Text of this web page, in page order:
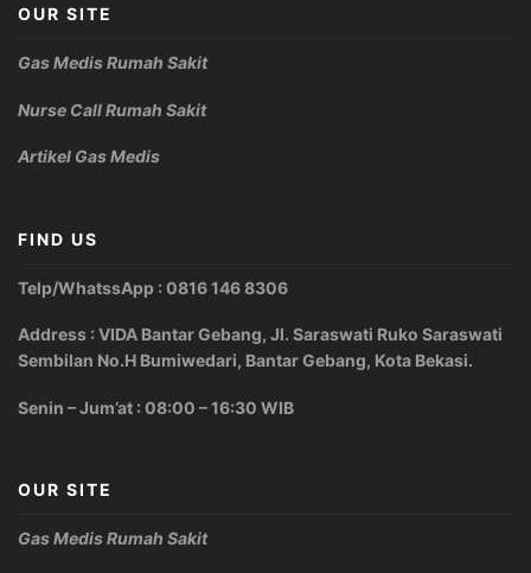
OUR SITE
Gas Medis Rumah Sakit
Nurse Call Rumah Sakit
Artikel Gas Medis
FIND US
Telp/WhatssApp : 0816 146 8306
Address : VIDA Bantar Gebang, Jl. Saraswati Ruko Saraswati
Sembilan No.H Bumiwedari, Bantar Gebang, Kota Bekasi.
Senin – Jum’at : 08:00 – 16:30 WIB
OUR SITE
Gas Medis Rumah Sakit